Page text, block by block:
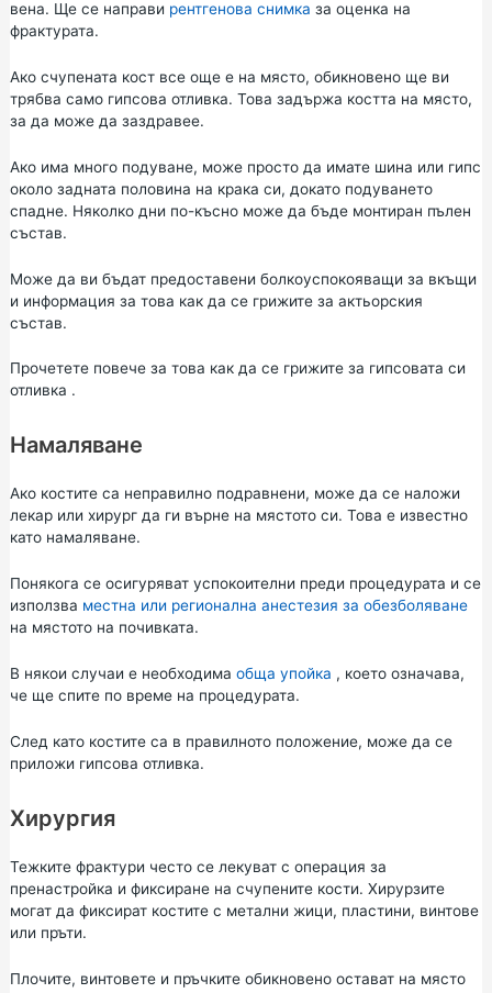
вена. Ще се направи рентгенова снимка за оценка на
фрактурата.
Ако счупената кост все още е на място, обикновено ще ви
трябва само гипсова отливка. Това задържа костта на място,
за да може да заздравее.
Ако има много подуване, може просто да имате шина или гипс
около задната половина на крака си, докато подуването
спадне. Няколко дни по-късно може да бъде монтиран пълен
състав.
Може да ви бъдат предоставени болкоуспокояващи за вкъщи
и информация за това как да се грижите за актьорския
състав.
Прочетете повече за това как да се грижите за гипсовата си
отливка .
Намаляване
Ако костите са неправилно подравнени, може да се наложи
лекар или хирург да ги върне на мястото си. Това е известно
като намаляване.
Понякога се осигуряват успокоителни преди процедурата и се
използва местна или регионална анестезия за обезболяване
на мястото на почивката.
В някои случаи е необходима обща упойка , което означава,
че ще спите по време на процедурата.
След като костите са в правилното положение, може да се
приложи гипсова отливка.
Хирургия
Тежките фрактури често се лекуват с операция за
пренастройка и фиксиране на счупените кости. Хирурзите
могат да фиксират костите с метални жици, пластини, винтове
или пръти.
Плочите, винтовете и пръчките обикновено остават на място